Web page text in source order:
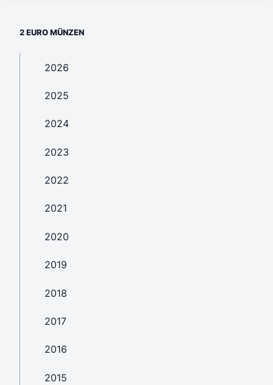
2 EURO MÜNZEN
2026
2025
2024
2023
2022
2021
2020
2019
2018
2017
2016
2015